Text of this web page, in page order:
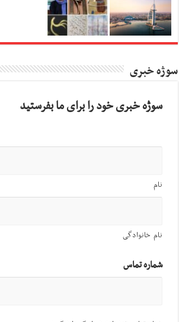
سوژه خبری
سوژه خبری خود را برای ما بفرستید
نام
نام خانوادگی
شماره تماس